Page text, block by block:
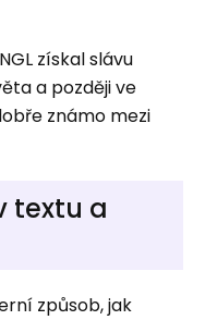
získal slávu
a později ve
známo mezi
textu a
způsob, jak